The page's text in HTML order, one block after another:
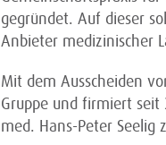
gegründet. Auf dieser
Anbieter medizinischer
Mit dem Ausscheiden
Gruppe und firmiert seit
med. Hans-Peter